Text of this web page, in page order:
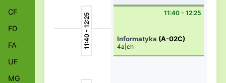
CF
FD
FA
UF
MG
11:40 - 12:25 11:40 - 12:25
Informatyka (A-02C)
4a|ch